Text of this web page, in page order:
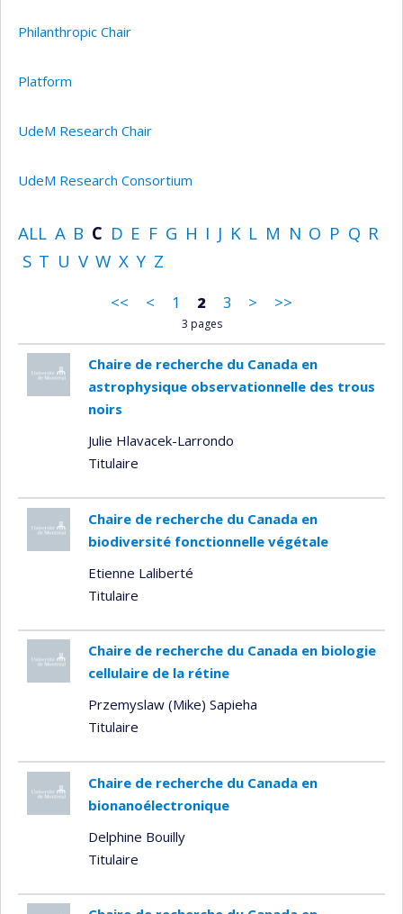
Philanthropic Chair
Platform
UdeM Research Chair
UdeM Research Consortium
ALL A B C D E F G H I J K L M N O P Q R
S T U V W X Y Z
<< < 1 2 3 > >>
3 pages
Chaire de recherche du Canada en
astrophysique observationnelle des trous
noirs
Julie Hlavacek-Larrondo
Titulaire
Chaire de recherche du Canada en
biodiversité fonctionnelle végétale
Etienne Laliberté
Titulaire
Chaire de recherche du Canada en biologie
cellulaire de la rétine
Przemyslaw (Mike) Sapieha
Titulaire
Chaire de recherche du Canada en
bionanoélectronique
Delphine Bouilly
Titulaire